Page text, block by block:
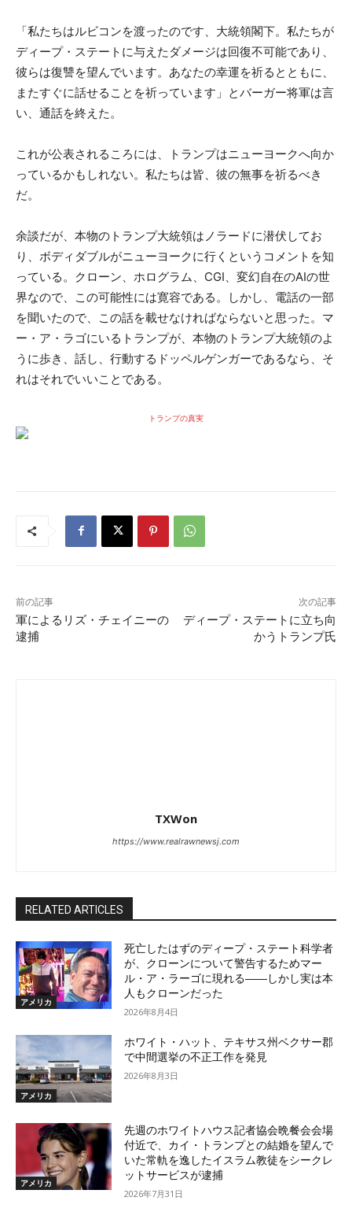
「私たちはルビコンを渡ったのです、大統領閣下。私たちが
ディープ・ステートに与えたダメージは回復不可能であり、
彼らは復讐を望んでいます。あなたの幸運を祈るとともに、
またすぐに話せることを祈っています」とバーガー将軍は言
い、通話を終えた。
これが公表されるころには、トランプはニューヨークへ向か
っているかもしれない。私たちは皆、彼の無事を祈るべき
だ。
余談だが、本物のトランプ大統領はノラードに潜伏してお
り、ボディダブルがニューヨークに行くというコメントを知
っている。クローン、ホログラム、CGI、変幻自在のAIの世
界なので、この可能性には寛容である。しかし、電話の一部
を聞いたので、この話を載せなければならないと思った。マ
ー・ア・ラゴにいるトランプが、本物のトランプ大統領のよ
うに歩き、話し、行動するドッペルゲンガーであるなら、そ
れはそれでいいことである。
トランプの真実
前の記事
軍によるリズ・チェイニーの
逮捕
次の記事
ディープ・ステートに立ち向
かうトランプ氏
TXWon
https://www.realrawnewsj.com
RELATED ARTICLES
アメリカ
死亡したはずのディープ・ステート科学者
が、クローンについて警告するためマー
ル・ア・ラーゴに現れる――しかし実は本
人もクローンだった
2026年8月4日
アメリカ
ホワイト・ハット、テキサス州ベクサー郡
で中間選挙の不正工作を発見
2026年8月3日
アメリカ
先週のホワイトハウス記者協会晩餐会会場
付近で、カイ・トランプとの結婚を望んで
いた常軌を逸したイスラム教徒をシークレ
ットサービスが逮捕
2026年7月31日